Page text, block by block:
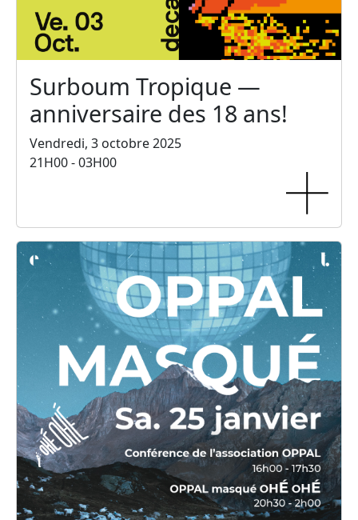
Surboum Tropique —
anniversaire des 18 ans!
Vendredi, 3 octobre 2025
21H00 - 03H00